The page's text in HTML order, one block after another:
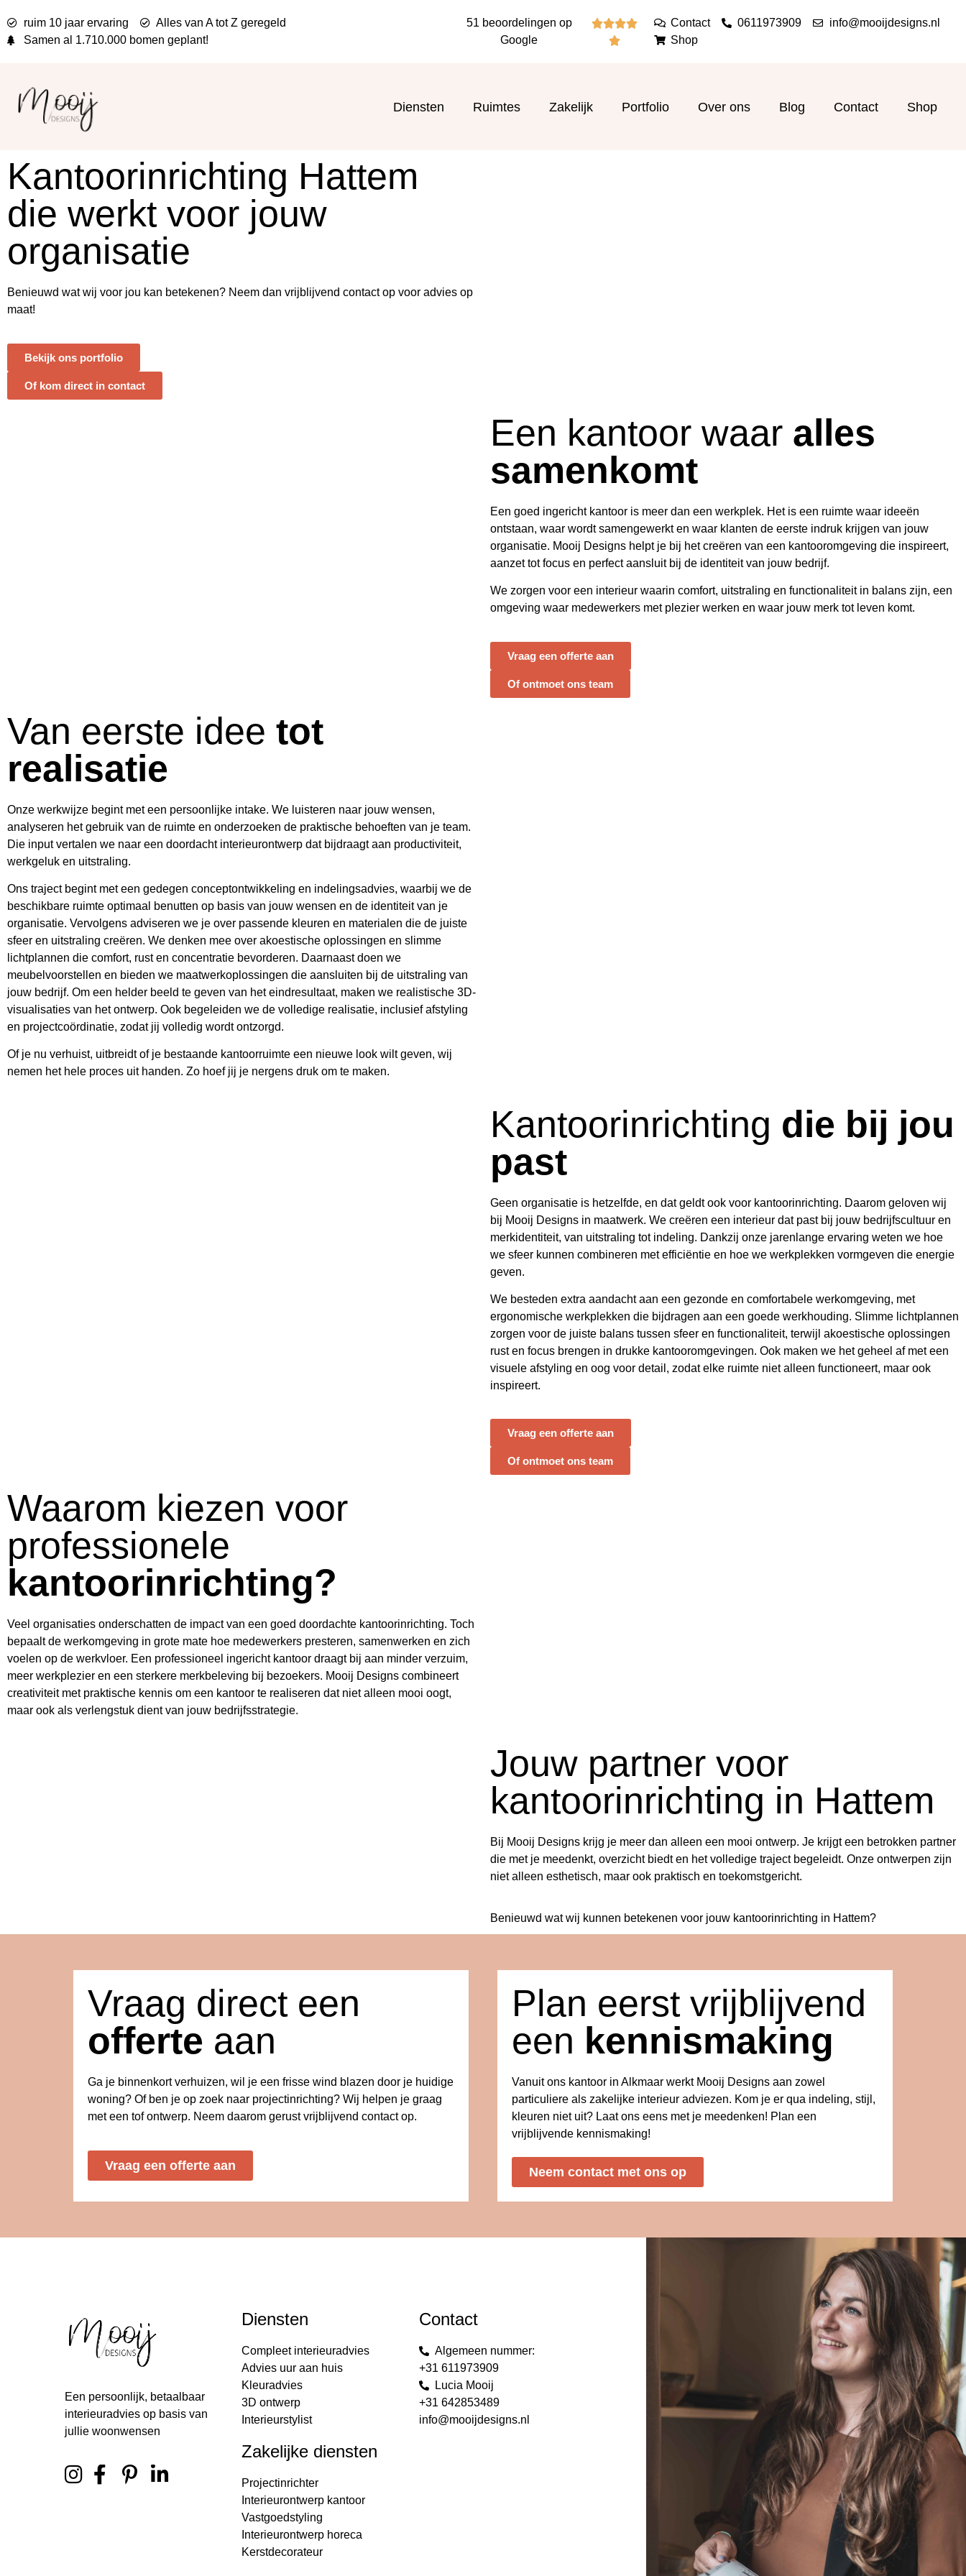
ruim 10 jaar ervaring
Alles van A tot Z geregeld
Samen al 1.710.000 bomen geplant!
51 beoordelingen op
Google


Contact 0611973909
info@mooijdesigns.nl
Shop
Diensten Ruimtes Zakelijk Portfolio Over ons Blog Contact Shop
Kantoorinrichting Hattem
die werkt voor jouw
organisatie
Benieuwd wat wij voor jou kan betekenen? Neem dan vrijblijvend contact op voor advies op
maat!
Bekijk ons portfolio
Of kom direct in contact
Een kantoor waar alles
samenkomt
Een goed ingericht kantoor is meer dan een werkplek. Het is een ruimte waar ideeën
ontstaan, waar wordt samengewerkt en waar klanten de eerste indruk krijgen van jouw
organisatie. Mooij Designs helpt je bij het creëren van een kantooromgeving die inspireert,
aanzet tot focus en perfect aansluit bij de identiteit van jouw bedrijf.
We zorgen voor een interieur waarin comfort, uitstraling en functionaliteit in balans zijn, een
omgeving waar medewerkers met plezier werken en waar jouw merk tot leven komt.
Vraag een offerte aan
Of ontmoet ons team
Van eerste idee tot
realisatie
Onze werkwijze begint met een persoonlijke intake. We luisteren naar jouw wensen,
analyseren het gebruik van de ruimte en onderzoeken de praktische behoeften van je team.
Die input vertalen we naar een doordacht interieurontwerp dat bijdraagt aan productiviteit,
werkgeluk en uitstraling.
Ons traject begint met een gedegen conceptontwikkeling en indelingsadvies, waarbij we de
beschikbare ruimte optimaal benutten op basis van jouw wensen en de identiteit van je
organisatie. Vervolgens adviseren we je over passende kleuren en materialen die de juiste
sfeer en uitstraling creëren. We denken mee over akoestische oplossingen en slimme
lichtplannen die comfort, rust en concentratie bevorderen. Daarnaast doen we
meubelvoorstellen en bieden we maatwerkoplossingen die aansluiten bij de uitstraling van
jouw bedrijf. Om een helder beeld te geven van het eindresultaat, maken we realistische 3D-
visualisaties van het ontwerp. Ook begeleiden we de volledige realisatie, inclusief afstyling
en projectcoördinatie, zodat jij volledig wordt ontzorgd.
Of je nu verhuist, uitbreidt of je bestaande kantoorruimte een nieuwe look wilt geven, wij
nemen het hele proces uit handen. Zo hoef jij je nergens druk om te maken.
Kantoorinrichting die bij jou
past
Geen organisatie is hetzelfde, en dat geldt ook voor kantoorinrichting. Daarom geloven wij
bij Mooij Designs in maatwerk. We creëren een interieur dat past bij jouw bedrijfscultuur en
merkidentiteit, van uitstraling tot indeling. Dankzij onze jarenlange ervaring weten we hoe
we sfeer kunnen combineren met efficiëntie en hoe we werkplekken vormgeven die energie
geven.
We besteden extra aandacht aan een gezonde en comfortabele werkomgeving, met
ergonomische werkplekken die bijdragen aan een goede werkhouding. Slimme lichtplannen
zorgen voor de juiste balans tussen sfeer en functionaliteit, terwijl akoestische oplossingen
rust en focus brengen in drukke kantooromgevingen. Ook maken we het geheel af met een
visuele afstyling en oog voor detail, zodat elke ruimte niet alleen functioneert, maar ook
inspireert.
Vraag een offerte aan
Of ontmoet ons team
Waarom kiezen voor
professionele
kantoorinrichting?
Veel organisaties onderschatten de impact van een goed doordachte kantoorinrichting. Toch
bepaalt de werkomgeving in grote mate hoe medewerkers presteren, samenwerken en zich
voelen op de werkvloer. Een professioneel ingericht kantoor draagt bij aan minder verzuim,
meer werkplezier en een sterkere merkbeleving bij bezoekers. Mooij Designs combineert
creativiteit met praktische kennis om een kantoor te realiseren dat niet alleen mooi oogt,
maar ook als verlengstuk dient van jouw bedrijfsstrategie.
Jouw partner voor
kantoorinrichting in Hattem
Bij Mooij Designs krijg je meer dan alleen een mooi ontwerp. Je krijgt een betrokken partner
die met je meedenkt, overzicht biedt en het volledige traject begeleidt. Onze ontwerpen zijn
niet alleen esthetisch, maar ook praktisch en toekomstgericht.
Benieuwd wat wij kunnen betekenen voor jouw kantoorinrichting in Hattem?
Vraag direct een
offerte aan
Ga je binnenkort verhuizen, wil je een frisse wind blazen door je huidige
woning? Of ben je op zoek naar projectinrichting? Wij helpen je graag
met een tof ontwerp. Neem daarom gerust vrijblijvend contact op.
Vraag een offerte aan
Plan eerst vrijblijvend
een kennismaking
Vanuit ons kantoor in Alkmaar werkt Mooij Designs aan zowel
particuliere als zakelijke interieur adviezen. Kom je er qua indeling, stijl,
kleuren niet uit? Laat ons eens met je meedenken! Plan een
vrijblijvende kennismaking!
Neem contact met ons op
Een persoonlijk, betaalbaar
interieuradvies op basis van
jullie woonwensen
Diensten
Compleet interieuradvies
Advies uur aan huis
Kleuradvies
3D ontwerp
Interieurstylist
Zakelijke diensten
Projectinrichter
Interieurontwerp kantoor
Vastgoedstyling
Interieurontwerp horeca
Kerstdecorateur
Contact
Algemeen nummer:
+31 611973909
Lucia Mooij
+31 642853489
info@mooijdesigns.nl